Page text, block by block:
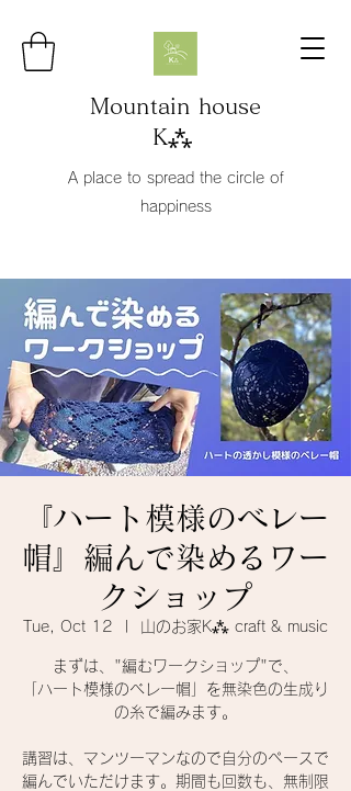
Mountain house
K⁂
A place to spread the circle of
happiness
『ハート模様のベレー
帽』編んで染めるワー
クショップ
Tue, Oct 12 山のお家K⁂ craft & music
まずは、"編むワークショップ"で、
「ハート模様のベレー帽」を無染色の生成り
の糸で編みます。
講習は、マンツーマンなので自分のペースで
編んでいただけます。期間も回数も、無制限